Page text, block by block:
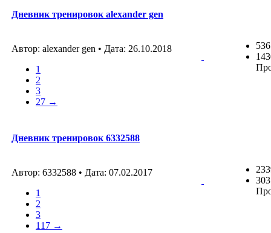
Дневник тренировок alexander gen
Автор: alexander gen • Дата: 26.10.2018
1
2
3
27 →
Дневник тренировок 6332588
Автор: 6332588 • Дата: 07.02.2017
1
2
3
117 →